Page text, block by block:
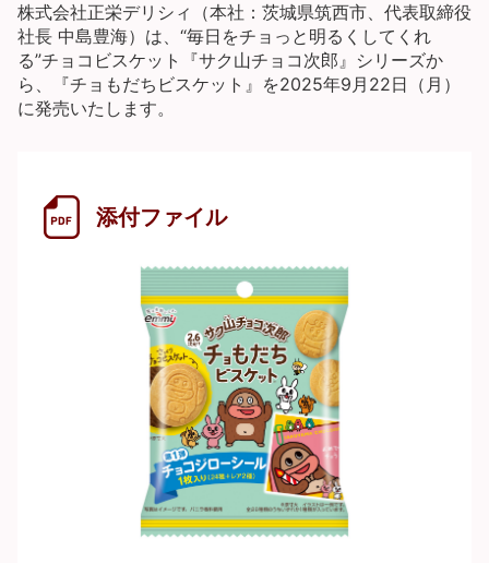
株式会社正栄デリシィ（本社：茨城県筑西市、代表取締役
社長 中島豊海）は、“毎日をチョっと明るくしてくれ
る”チョコビスケット『サク山チョコ次郎』シリーズか
ら、『チョもだちビスケット』を2025年9月22日（月）
に発売いたします。
添付ファイル